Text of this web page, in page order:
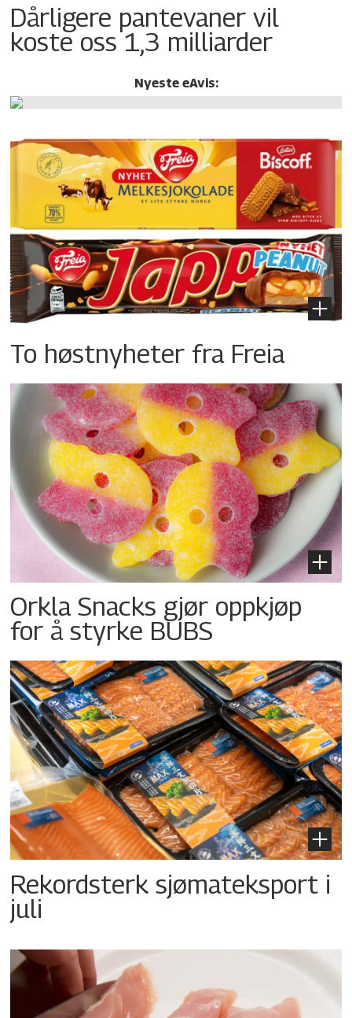
Dårligere pantevaner vil
koste oss 1,3 milliarder
Nyeste eAvis:
To høstnyheter fra Freia
Orkla Snacks gjør oppkjøp
for å styrke BUBS
Rekordsterk sjømateksport i
juli